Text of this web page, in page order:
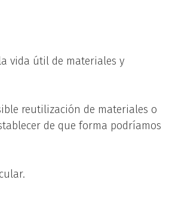
vida útil de materiales y
reutilización de materiales o
de que forma podríamos